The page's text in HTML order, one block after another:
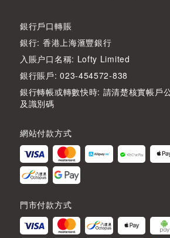
銀行戶口轉賬
銀行: 香港上海滙豐銀行
入賬户口名稱: Lofty Limited
銀行賬戶: 023-454572-838
銀行轉帳或轉數快時: 請清楚核實帳戶
及識別碼
網站付款方式
門市付款方式